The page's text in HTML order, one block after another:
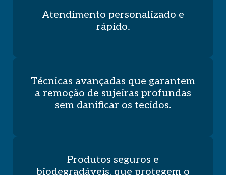
Atendimento personalizado e
rápido.
Técnicas avançadas que garantem
a remoção de sujeiras profundas
sem danificar os tecidos.
Produtos seguros e
biodegradáveis, que protegem o